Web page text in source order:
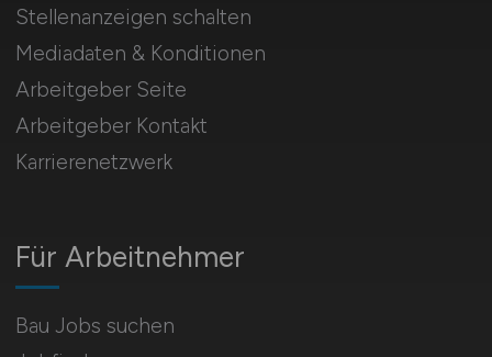
Für Arbeitnehmer
Bau Jobs suchen
Stellenanzeigen schalten
Mediadaten & Konditionen
Arbeitgeber Seite
Arbeitgeber Kontakt
Karrierenetzwerk